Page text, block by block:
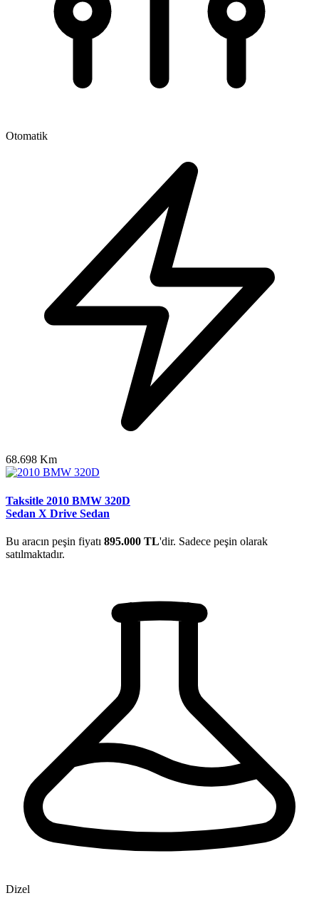
Otomatik
68.698 Km
Taksitle 2010 BMW 320D
Sedan X Drive Sedan
Bu aracın peşin fiyatı 895.000 TL'dir. Sadece peşin olarak
satılmaktadır.
Dizel